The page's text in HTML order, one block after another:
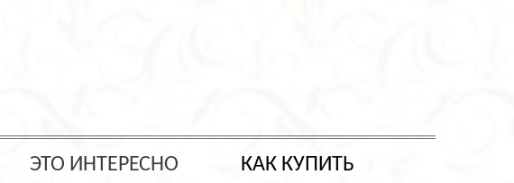
ЭТО ИНТЕРЕСНО КАК КУПИТЬ